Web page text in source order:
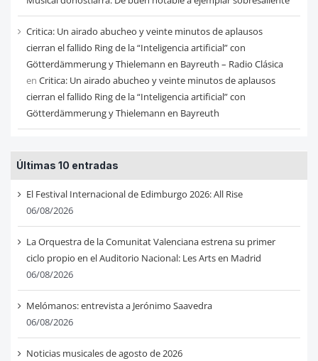
Critica: Un airado abucheo y veinte minutos de aplausos
cierran el fallido Ring de la “Inteligencia artificial” con
Götterdämmerung y Thielemann en Bayreuth – Radio Clásica
en Critica: Un airado abucheo y veinte minutos de aplausos
cierran el fallido Ring de la “Inteligencia artificial” con
Götterdämmerung y Thielemann en Bayreuth
Últimas 10 entradas
El Festival Internacional de Edimburgo 2026: All Rise
06/08/2026
La Orquestra de la Comunitat Valenciana estrena su primer
ciclo propio en el Auditorio Nacional: Les Arts en Madrid
06/08/2026
Melómanos: entrevista a Jerónimo Saavedra
06/08/2026
Noticias musicales de agosto de 2026